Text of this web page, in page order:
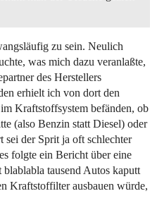
zu sein. Neulich
was mich dazu veranlaßte,
des Herstellers
erhielt ich von dort den
Kraftstoffsystem befänden, ob
(also Benzin statt Diesel) oder
sei der Sprit ja oft schlechter
folgte ein Bericht über eine
tausend Autos kaputt
Kraftstoffilter ausbauen würde,